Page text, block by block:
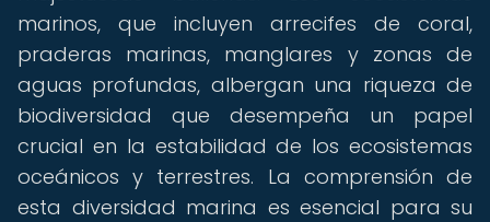
marinos, que incluyen arrecifes de coral,
praderas marinas, manglares y zonas de
aguas profundas, albergan una riqueza de
biodiversidad que desempeña un papel
crucial en la estabilidad de los ecosistemas
oceánicos y terrestres. La comprensión de
esta diversidad marina es esencial para su